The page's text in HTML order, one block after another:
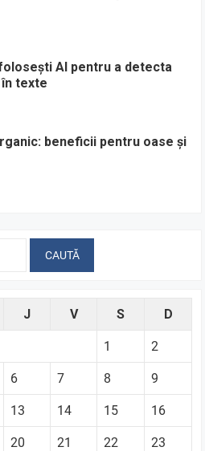
AI pentru a detecta
texte
beneficii pentru oase și
J V S D
1 2
6 7 8 9
13 14 15 16
20 21 22 23